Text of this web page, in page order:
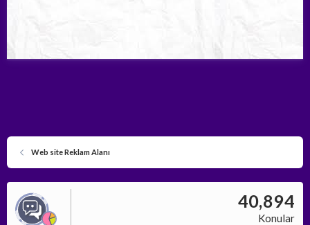
Web site Reklam Alanı
40,894
Konular